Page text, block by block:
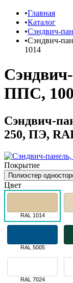
Главная
Каталог
Сэндвич-
Сэндвич-
1014
ППС,
Сэндвич-
250, ПЭ,
Покрытие
Полиэстер
Цвет
RAL 1014
RAL 5005
RAL 7024